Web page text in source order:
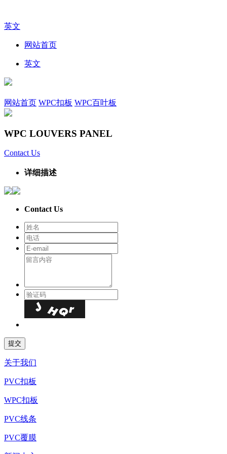
英文
网站首页
英文
网站首页 WPC扣板 WPC百叶板
WPC LOUVERS PANEL
Contact Us
详细描述
Contact Us
关于我们
PVC扣板
WPC扣板
PVC线条
PVC覆膜